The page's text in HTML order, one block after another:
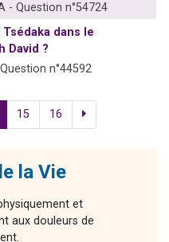
- Question n°54724
dans le
David ?
n°44592
15 16
la Vie
et
aux douleurs de